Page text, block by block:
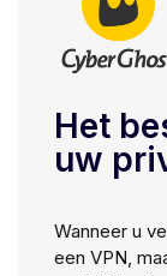
Het
uw
Wanneer u
een VPN,